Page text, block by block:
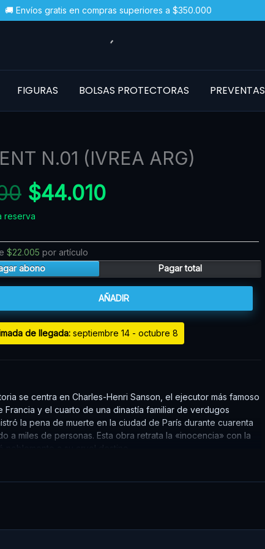
🚚 Envíos gratis en compras superiores a $350.000
FIGURAS BOLSAS PROTECTORAS PREVENTAS
N.01 (IVREA ARG)
El
precio
original
era:
$48.900.
$44.010
El
actual
$44.010.
reserva
$22.005 por artículo
abono
Pagar total
AÑADIR
de llegada: septiembre 14 - octubre 8
se centra en Charles-Henri Sanson, el ejecutor más famoso
Francia y el cuarto de una dinastía familiar de verdugos
la pena de muerte en la ciudad de París durante cuarenta
a miles de personas. Esta obra retrata la «inocencia» con la
noblemente a su cruel destino.